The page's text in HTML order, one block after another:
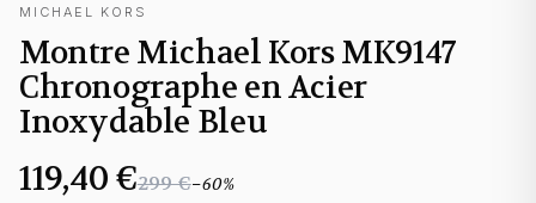
MICHAEL KORS
Montre Michael Kors MK9147
Chronographe en Acier
Inoxydable Bleu
119,40 €299 €−60%